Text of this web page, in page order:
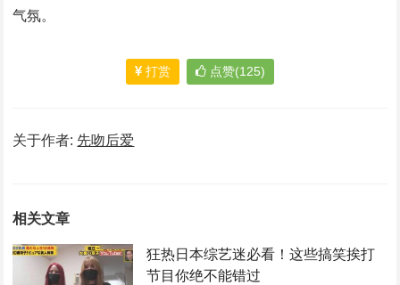
气氛。
打赏 点赞(125)
关于作者: 先吻后爱
相关文章
狂热日本综艺迷必看！这些搞笑挨打
节目你绝不能错过